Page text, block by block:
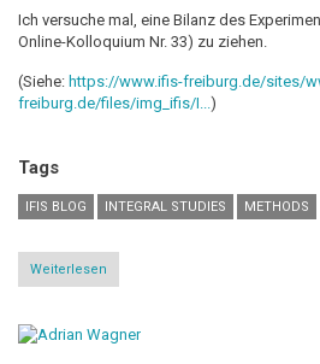
Ich versuche mal, eine Bilanz des
Online-Kolloquium Nr. 33) zu ziehen.
(Siehe: https://www.ifis-freiburg.de/sites/
freiburg.de/files/img_ifis/I...)
Tags
IFIS BLOG INTEGRAL STUDIES METHODS
Weiterlesen
Systemische
Internet